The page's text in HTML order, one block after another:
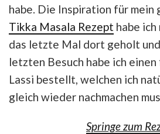
habe. Die Inspiration für mein
Tikka Masala Rezept habe
das letzte Mal dort geholt
letzten Besuch habe ich
Lassi bestellt, welchen ich
gleich wieder nachmachen
Springe zum